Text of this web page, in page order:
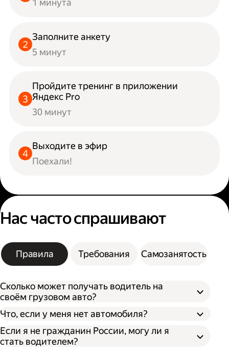
1 минута
Заполните анкету
5 минут
Пройдите тренинг в приложении
Яндекс Pro
30 минут
Выходите в эфир
Поехали!
Нас часто спрашивают
Правила Требования Самозанятость
Сколько может получать водитель на
своём грузовом авто?
Что, если у меня нет автомобиля?
Если я не гражданин России, могу ли я
стать водителем?